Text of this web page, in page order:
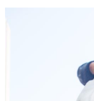
مؤتمر صحفى للخارجية